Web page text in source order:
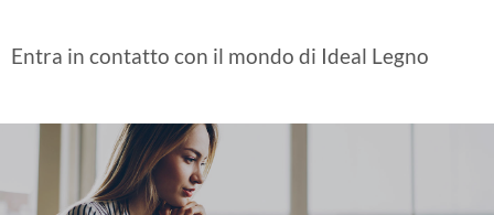
Entra in contatto con il mondo di Ideal Legno